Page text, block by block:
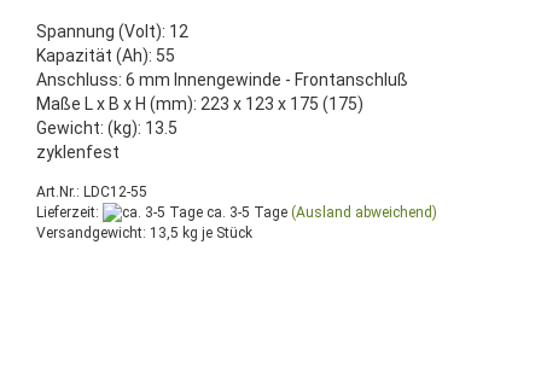
Spannung (Volt): 12
Kapazität (Ah): 55
Anschluss: 6 mm Innengewinde - Frontanschluß
Maße L x B x H (mm): 223 x 123 x 175 (175)
Gewicht: (kg): 13.5
zyklenfest
Art.Nr.: LDC12-55
Lieferzeit:
ca. 3-5 Tage (Ausland abweichend)
Versandgewicht: 13,5 kg je Stück